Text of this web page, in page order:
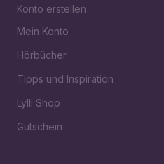
Konto erstellen
Mein Konto
Hörbücher
Tipps und Inspiration
Lylli Shop
Gutschein